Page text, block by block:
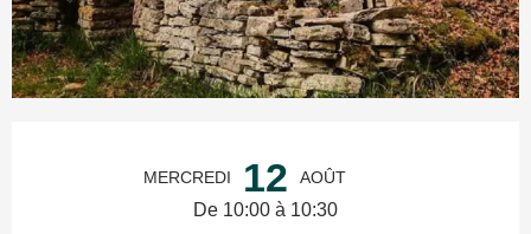
MERCREDI 12 AOÛT
De 10:00 à 10:30